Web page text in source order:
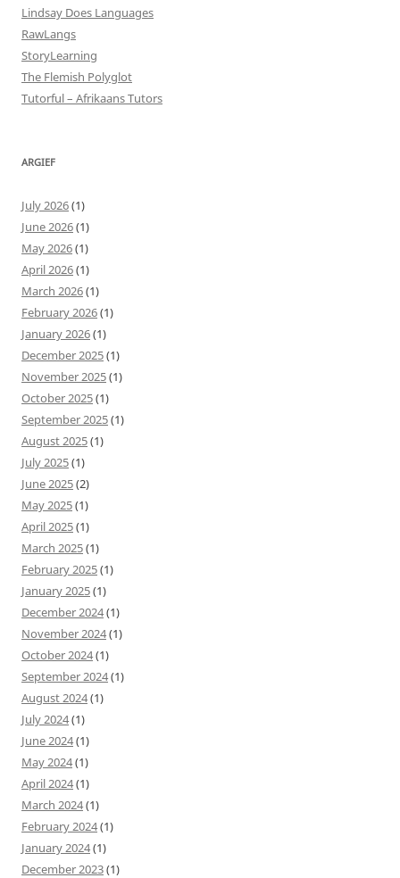
Lindsay Does Languages
RawLangs
StoryLearning
The Flemish Polyglot
Tutorful – Afrikaans Tutors
ARGIEF
July 2026(1)
June 2026(1)
May 2026(1)
April 2026(1)
March 2026(1)
February 2026(1)
January 2026(1)
December 2025(1)
November 2025(1)
October 2025(1)
September 2025(1)
August 2025(1)
July 2025(1)
June 2025(2)
May 2025(1)
April 2025(1)
March 2025(1)
February 2025(1)
January 2025(1)
December 2024(1)
November 2024(1)
October 2024(1)
September 2024(1)
August 2024(1)
July 2024(1)
June 2024(1)
May 2024(1)
April 2024(1)
March 2024(1)
February 2024(1)
January 2024(1)
December 2023(1)